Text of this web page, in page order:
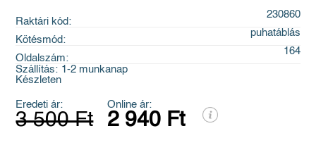
Raktári kód:
230860
Kötésmód:
puhatáblás
Oldalszám:
164
Szállítás: 1-2 munkanap
Készleten
Eredeti ár:
3 500 Ft
Online ár:
2 940 Ft